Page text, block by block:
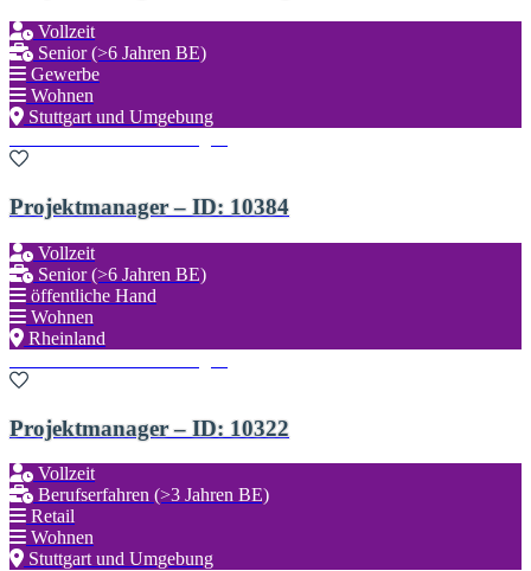
Vollzeit
Senior (>6 Jahren BE)
Gewerbe
Wohnen
Stuttgart und Umgebung
Projektmanager – ID: 10384
Vollzeit
Senior (>6 Jahren BE)
öffentliche Hand
Wohnen
Rheinland
Projektmanager – ID: 10322
Vollzeit
Berufserfahren (>3 Jahren BE)
Retail
Wohnen
Stuttgart und Umgebung